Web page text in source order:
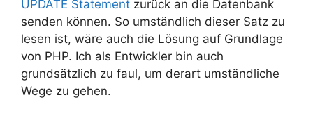
UPDATE Statement zurück an die Datenbank
senden können. So umständlich dieser Satz zu
lesen ist, wäre auch die Lösung auf Grundlage
von PHP. Ich als Entwickler bin auch
grundsätzlich zu faul, um derart umständliche
Wege zu gehen.